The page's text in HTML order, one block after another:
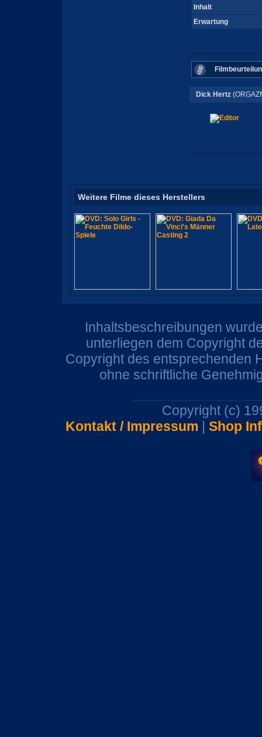
Inhalt
Erwartung
Dick Hertz
Weitere Filme dieses Herstellers
Inhaltsbeschreibungen
unterliegen dem Copyright
Copyright des entsprechenden
ohne schriftliche
Copyright (c)
Kontakt / Impressum | Shop